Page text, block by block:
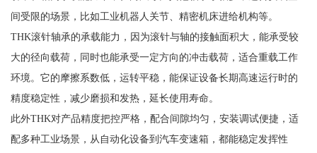
间受限的场景，比如工业机器人关节、精密机床进给机构等。
THK滚针轴承的承载能力，因为滚针与轴的接触面积大，能承受较
大的径向载荷，同时也能承受一定方向的冲击载荷，适合重载工作
环境。它的摩擦系数低，运转平稳，能保证设备长期高速运行时的
精度稳定性，减少磨损和发热，延长使用寿命。
此外THK对产品精度把控严格，配合间隙均匀，安装调试便捷，适
配多种工业场景，从自动化设备到汽车变速箱，都能稳定发挥性